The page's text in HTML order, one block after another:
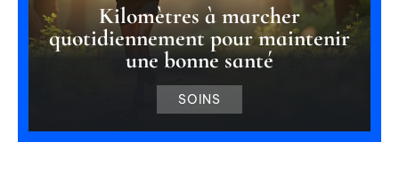
Kilomètres à marcher
quotidiennement pour maintenir
une bonne santé
SOINS